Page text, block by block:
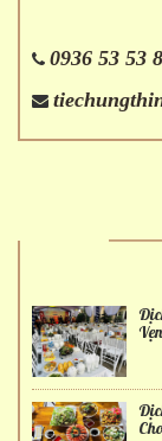
0936 53 53